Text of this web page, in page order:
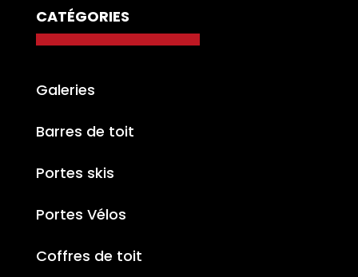
CATÉGORIES
Galeries
Barres de toit
Portes skis
Portes Vélos
Coffres de toit